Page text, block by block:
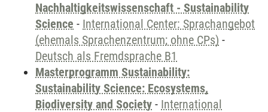
Nachhaltigkeitswissenschaft - Sustainability
Science - International Center: Sprachangebot
(ehemals Sprachenzentrum; ohne CPs) -
Deutsch als Fremdsprache B1
Masterprogramm Sustainability:
Sustainability Science: Ecosystems,
Biodiversity and Society - International